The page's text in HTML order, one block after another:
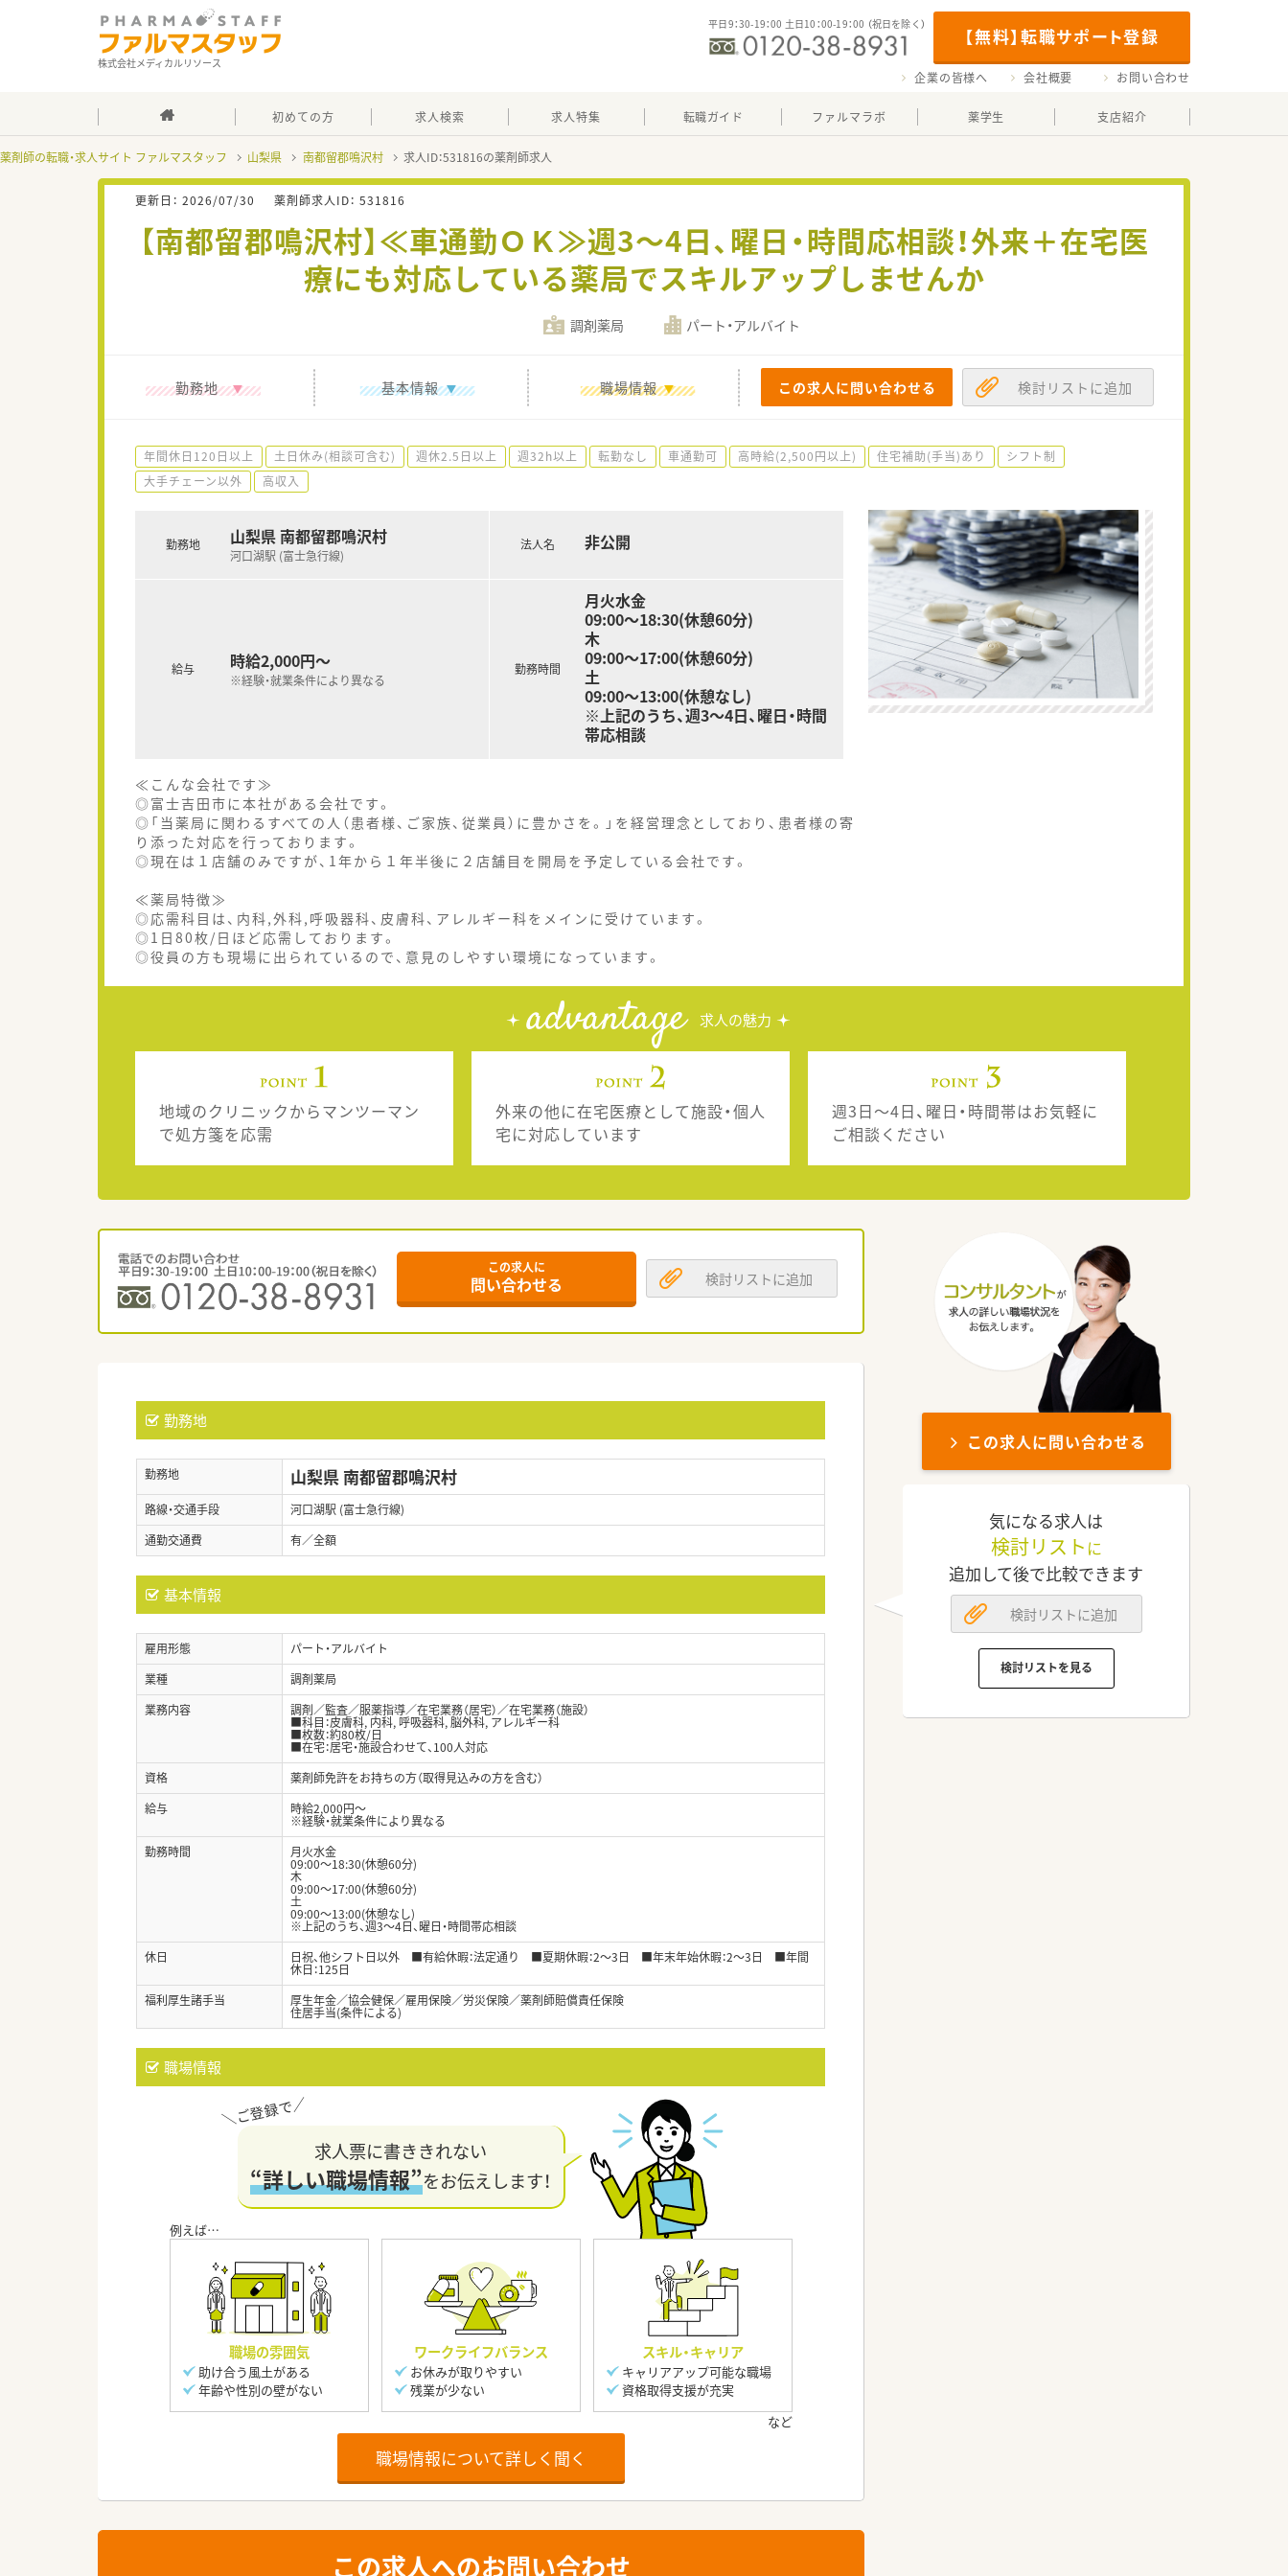
株式会社メディカルリソース
【無料】転職サポート登録
平日9：30-19：00 土日10：00-19：00 （祝日を除く）
企業の皆様へ 会社概要 お問い合わせ
初めての方 求人検索 求人特集 転職ガイド ファルマラボ 薬学生 支店紹介
薬剤師の転職・求人サイト ファルマスタッフ 山梨県 南都留郡鳴沢村 求人ID：531816の薬剤師求人
更新日： 2026/07/30 薬剤師求人ID： 531816
【南都留郡鳴沢村】≪車通勤ＯＫ≫週3～4日、曜日・時間応相談！外来＋在宅医
療にも対応している薬局でスキルアップしませんか
調剤薬局 パート・アルバイト
勤務地 基本情報 職場情報 この求人に問い合わせる 検討リストに追加
年間休日120日以上 土日休み(相談可含む) 週休2.5日以上 週32h以上 転勤なし 車通勤可 高時給(2,500円以上) 住宅補助(手当)あり
シフト制
大手チェーン以外
高収入
勤務地 山梨県 南都留郡鳴沢村
河口湖駅 (富士急行線)
給与 時給2,000円～
※経験・就業条件により異なる
法人名 非公開
勤務時間
月火水金
09:00〜18:30(休憩60分)
木
09:00〜17:00(休憩60分)
土
09:00〜13:00(休憩なし)
※上記のうち、週3～4日、曜日・時間
帯応相談
≪こんな会社です≫
◎富士吉田市に本社がある会社です。
◎「当薬局に関わるすべての人（患者様、ご家族、従業員）に豊かさを。」を経営理念としており、患者様の寄
り添った対応を行っております。
◎現在は１店舗のみですが、1年から１年半後に２店舗目を開局を予定している会社です。
≪薬局特徴≫
◎応需科目は、内科,外科,呼吸器科、皮膚科、アレルギー科をメインに受けています。
◎1日80枚/日ほど応需しております。
◎役員の方も現場に出られているので、意見のしやすい環境になっています。
advantage 求人の魅力
地域のクリニックからマンツーマン
で処方箋を応需
外来の他に在宅医療として施設・個人
宅に対応しています
週3日～4日、曜日・時間帯はお気軽に
ご相談ください
この求人に
問い合わせる 検討リストに追加
勤務地
勤務地 山梨県 南都留郡鳴沢村
路線・交通手段
河口湖駅 (富士急行線)
通勤交通費
有／全額
基本情報
雇用形態
パート・アルバイト
業種
調剤薬局
業務内容
調剤／監査／服薬指導／在宅業務（居宅）／在宅業務（施設）
■科目：皮膚科, 内科, 呼吸器科, 脳外科, アレルギー科
■枚数：約80枚/日
■在宅：居宅・施設合わせて、100人対応
資格
薬剤師免許をお持ちの方（取得見込みの方を含む）
給与
時給2,000円～
※経験・就業条件により異なる
勤務時間
月火水金
09:00〜18:30(休憩60分)
木
09:00〜17:00(休憩60分)
土
09:00〜13:00(休憩なし)
※上記のうち、週3～4日、曜日・時間帯応相談
休日
日祝、他シフト日以外 ■有給休暇：法定通り ■夏期休暇：2～3日 ■年末年始休暇：2～3日 ■年間
休日：125日
福利厚生諸手当
厚生年金／協会健保／雇用保険／労災保険／薬剤師賠償責任保険
住居手当(条件による)
職場情報
求人票に書ききれない
“詳しい職場情報”をお伝えします！
職場の雰囲気
助け合う風土がある
年齢や性別の壁がない
ワークライフバランス
お休みが取りやすい
残業が少ない
スキル・キャリア
キャリアアップ可能な職場
資格取得支援が充実
職場情報について詳しく聞く
この求人へのお問い合わせ
この求人に問い合わせる
気になる求人は
検討リスト に
追加して後で比較できます
検討リストに追加
検討リストを見る